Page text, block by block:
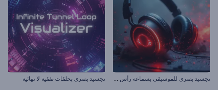
ت
جسيد بصري للموسيقى بسماعة رأس إيقاعية تجسيد بصري بحلقات نفقية لا نهائية